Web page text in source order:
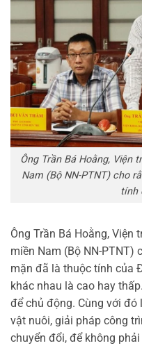
Ông Trần Bá Hoằng, Viện
Nam (Bộ NN-PTNT) cho
tính
Ông Trần Bá Hoằng, Viện
miền Nam (Bộ NN-PTNT)
mặn đã là thuộc tính của
khác nhau là cao hay
để chủ động. Cùng với đó
vật nuôi, giải pháp công
chuyển đổi, để không